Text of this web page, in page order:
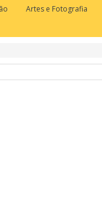
Artes e Fotografia